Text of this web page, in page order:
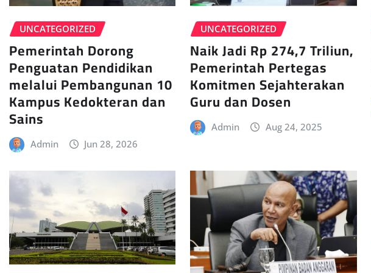
UNCATEGORIZED
Pemerintah Dorong
Penguatan Pendidikan
melalui Pembangunan 10
Kampus Kedokteran dan
Sains
Admin Jun 28, 2026
UNCATEGORIZED
Naik Jadi Rp 274,7 Triliun,
Pemerintah Pertegas
Komitmen Sejahterakan
Guru dan Dosen
Admin Aug 24, 2025